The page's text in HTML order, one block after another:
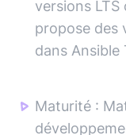
versions
propose des
dans Ansible
Maturité :